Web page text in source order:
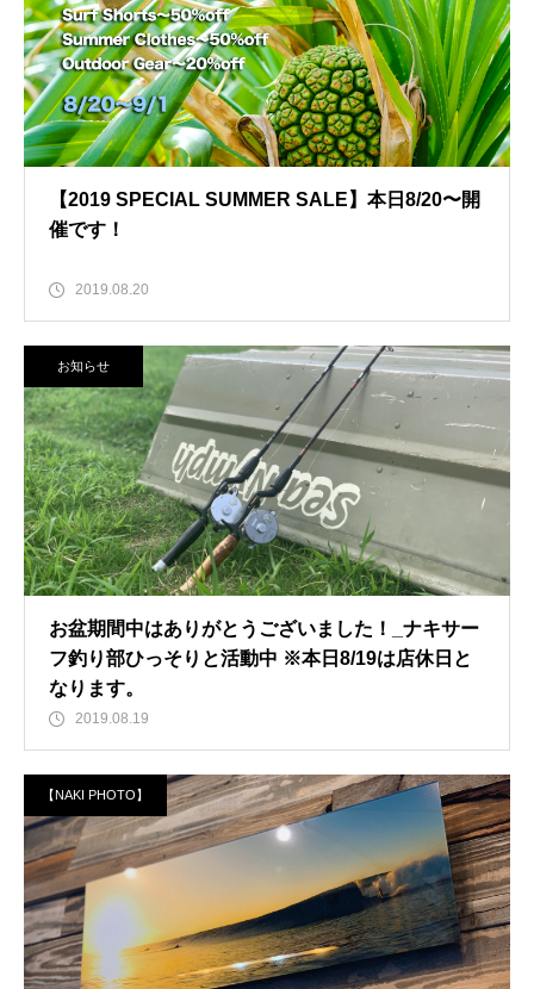
【2019 SPECIAL SUMMER SALE】本日8/20〜開
催です！
2019.08.20
お知らせ
お盆期間中はありがとうございました！_ナキサー
フ釣り部ひっそりと活動中 ※本日8/19は店休日と
なります。
2019.08.19
【NAKI PHOTO】